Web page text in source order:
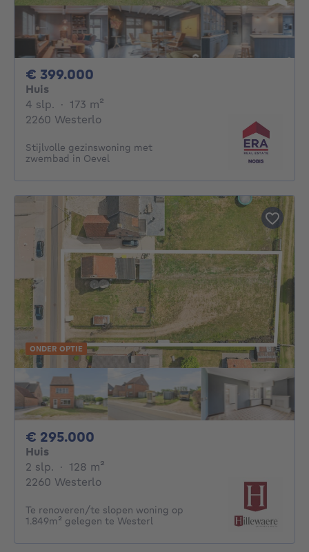
€ 399.000
Huis
4 slp. 4 slaapkamers
· 173 m²
2260 Westerlo
Stijlvolle gezinswoning met
zwembad in Oevel
ONDER OPTIE
€ 295.000
Huis
2 slp. 2 slaapkamers
· 128 m²
2260 Westerlo
Te renoveren/te slopen woning op
1.849m² gelegen te Westerl